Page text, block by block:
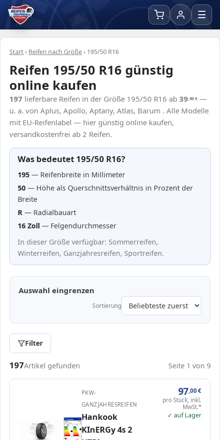
☰
Start› Reifen nach Größe› 195/50 R16
Reifen 195/50 R16 günstig
online kaufen
197 lieferbare Reifen in der Größe 195/50 R16 ab 39,90€ —
u. a. von Aplus, Apollo, Aptany, Atlas, Barum . Alle Modelle
mit EU-Reifenlabel — hier günstig online kaufen,
versandkostenfrei ab 2 Reifen.
Was bedeutet 195/50 R16?
195 — Reifenbreite in Millimeter
50 — Höhe als Querschnittsverhältnis in Prozent der
Breite
R — Radialbauart
16 Zoll — Felgendurchmesser
In dieser Größe verfügbar: Sommerreifen,
Winterreifen, Ganzjahresreifen, Sportreifen.
Auswahl eingrenzen
Sortierung
Filter
Passende Reifen in 195/50 R16
197Artikel gefunden Seite 1 von 9
ENERG 487891
Hankook 1024973
195/50 R16 88V C1
A
B
C C
D
E
A
B B
C
D
E
PKW-
GANZJAHRESREIFEN
Hankook
KInERGy 4s 2
97,00€
pro Stück, inkl.
MwSt.*
✓ auf Lager